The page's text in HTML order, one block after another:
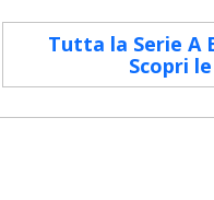
Tutta la Serie A
Scopri